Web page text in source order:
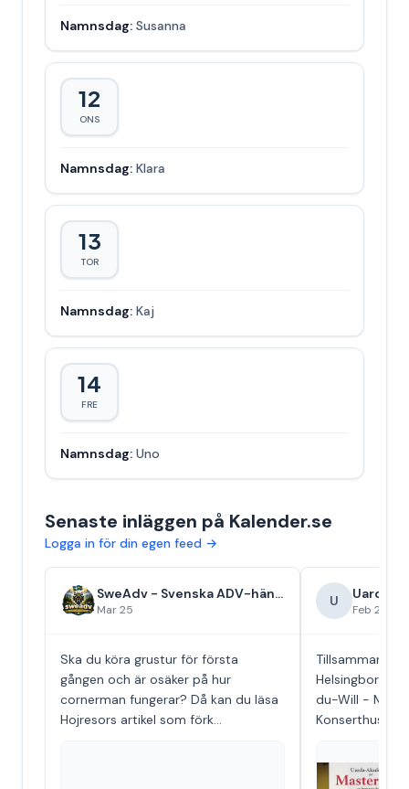
Namnsdag: Susanna
12
ONS
Namnsdag: Klara
13
TOR
Namnsdag: Kaj
14
FRE
Namnsdag: Uno
Senaste inläggen på Kalender.se
Logga in för din egen feed →
SweAdv - Svenska ADV-händelser
Mar 25
Ska du köra grustur för första
gången och är osäker på hur
cornerman fungerar? Då kan du läsa
Hojresors artikel som förk...
U Uarda-
Feb 23
Tillsammans
Helsingborg
du-Will -
Konserthuset i